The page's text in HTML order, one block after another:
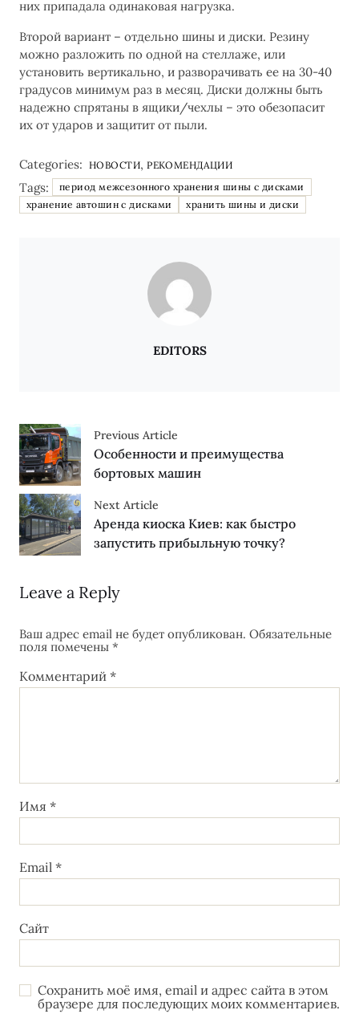
них припадала одинаковая нагрузка.
Второй вариант – отдельно шины и диски. Резину
можно разложить по одной на стеллаже, или
установить вертикально, и разворачивать ее на 30-40
градусов минимум раз в месяц. Диски должны быть
надежно спрятаны в ящики/чехлы – это обезопасит
их от ударов и защитит от пыли.
Categories: НОВОСТИ,РЕКОМЕНДАЦИИ
Tags:
период межсезонного хранения шины с дисками
хранение автошин с дисками
хранить шины и диски
EDITORS
Previous Article
Особенности и преимущества
бортовых машин
Next Article
Аренда киоска Киев: как быстро
запустить прибыльную точку?
Leave a Reply
Ваш адрес email не будет опубликован. Обязательные
поля помечены *
Комментарий *
Имя *
Email *
Сайт
Сохранить моё имя, email и адрес сайта в этом
браузере для последующих моих комментариев.